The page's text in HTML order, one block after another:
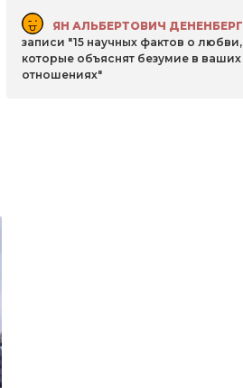
ЯН АЛЬБЕРТОВИЧ ДЕНЕНБЕРГ
записи
15 научных фактов о любви,
которые объяснят безумие в ваших
отношениях